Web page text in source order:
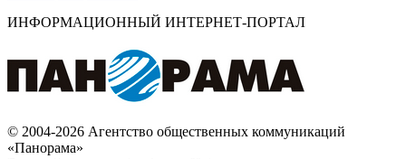
ИНФОРМАЦИОННЫЙ ИНТЕРНЕТ-ПОРТАЛ
© 2004-2026 Агентство общественных коммуникаций
«Панорама»